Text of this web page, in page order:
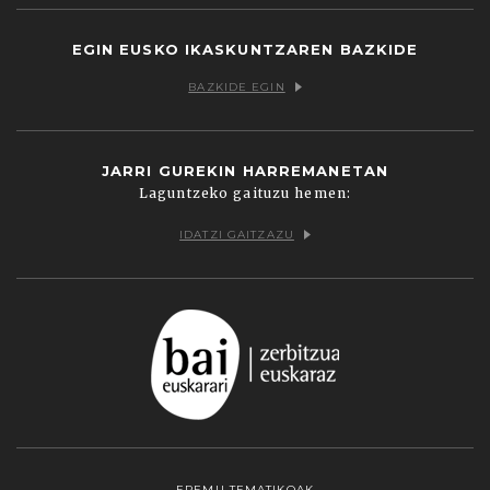
EGIN EUSKO IKASKUNTZAREN BAZKIDE
BAZKIDE EGIN
JARRI GUREKIN HARREMANETAN
Laguntzeko gaituzu hemen:
IDATZI GAITZAZU